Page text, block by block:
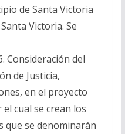
de Santa Victoria
Victoria. Se
Consideración del
de Justicia,
en el proyecto
cual se crean los
que se denominarán